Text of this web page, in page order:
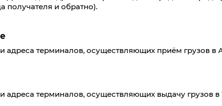
получателя и обратно).
адреса терминалов, осуществляющих приём грузов в
адреса терминалов, осуществляющих выдачу грузов в